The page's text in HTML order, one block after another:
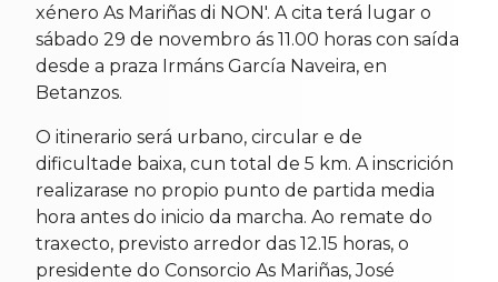
xénero As Mariñas di NON'. A cita terá lugar o
sábado 29 de novembro ás 11.00 horas con saída
desde a praza Irmáns García Naveira, en
Betanzos.
O itinerario será urbano, circular e de
dificultade baixa, cun total de 5 km. A inscrición
realizarase no propio punto de partida media
hora antes do inicio da marcha. Ao remate do
traxecto, previsto arredor das 12.15 horas, o
presidente do Consorcio As Mariñas, José